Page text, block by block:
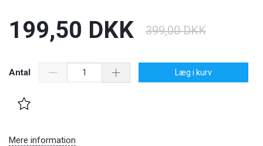
199,50 DKK 399,00 DKK
Antal Læg i kurv
Mere information